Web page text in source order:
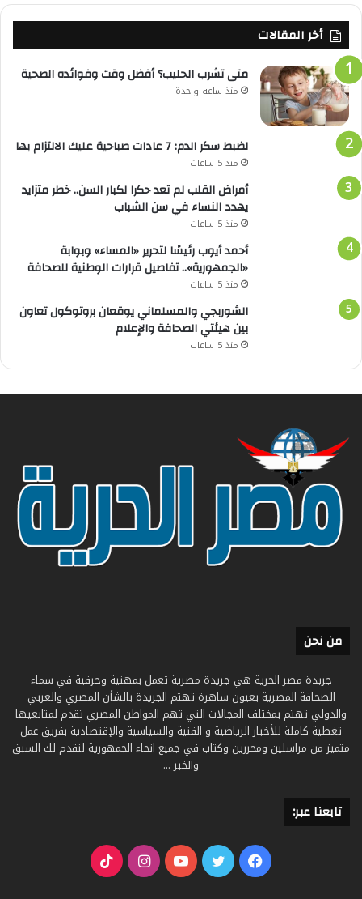
أخر المقالات
متى تشرب الحليب؟ أفضل وقت وفوائده الصحية
منذ ساعة واحدة
لضبط سكر الدم: 7 عادات صباحية عليك الالتزام بها
منذ 5 ساعات
أمراض القلب لم تعد حكرا لكبار السن.. خطر متزايد
يهدد النساء في سن الشباب
منذ 5 ساعات
أحمد أيوب رئيسًا لتحرير «المساء» وبوابة
«الجمهورية».. تفاصيل قرارات الوطنية للصحافة
منذ 5 ساعات
الشوربجي والمسلماني يوقعان بروتوكول تعاون
بين هيئتي الصحافة والإعلام
منذ 5 ساعات
من نحن
جريدة مصر الحرية هي جريدة مصرية تعمل بمهنية وحرفية في سماء
الصحافة المصرية بعيون ساهرة تهتم الجريدة بالشأن المصري والعربي
والدولي تهتم بمختلف المجالات التي تهم المواطن المصري تقدم لمتابعيها
تغطية كاملة للأخبار الرياضية و الفنية والسياسية والإقتصادية بفريق عمل
متميز من مراسلين ومحررين وكتاب في جميع انحاء الجمهورية لنقدم لك السبق
والخبر ...
تابعنا عبر:
فيسبوكتويتر يوتيوب انستقرام‫TikTok